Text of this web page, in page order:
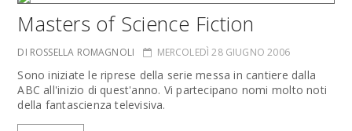
Masters of Science Fiction
DI ROSSELLA ROMAGNOLI MERCOLEDÌ 28 GIUGNO 2006
Sono iniziate le riprese della serie messa in cantiere dalla
ABC all'inizio di quest'anno. Vi partecipano nomi molto noti
della fantascienza televisiva.